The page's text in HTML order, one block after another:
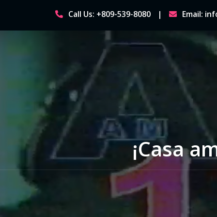
content
Call Us: +809-539-8080 Email:
¡Casa